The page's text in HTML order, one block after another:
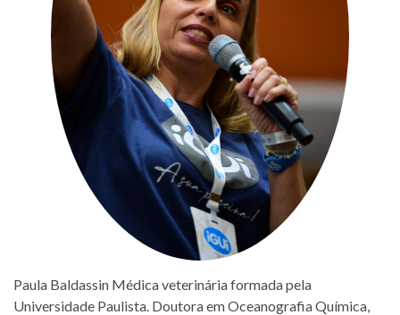
Paula Baldassin Médica veterinária formada pela
Universidade Paulista. Doutora em Oceanografia Química,